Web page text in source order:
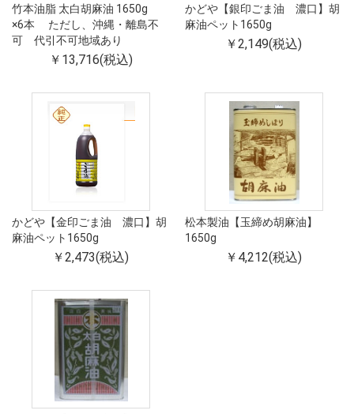
竹本油脂 太白胡麻油 1650g
×6本 ただし、沖縄・離島不
可 代引不可地域あり
￥13,716(税込)
かどや【銀印ごま油 濃口】胡
麻油ペット1650g
￥2,149(税込)
かどや【金印ごま油 濃口】胡
麻油ペット1650g
￥2,473(税込)
松本製油【玉締め胡麻油】
1650g
￥4,212(税込)